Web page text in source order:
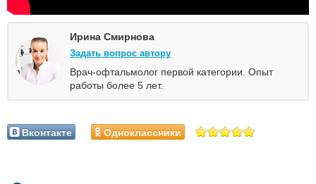
Ирина Смирнова
Задать вопрос автору
Врач-офтальмолог первой категории. Опыт
работы более 5 лет.
Вконтакте Одноклассники